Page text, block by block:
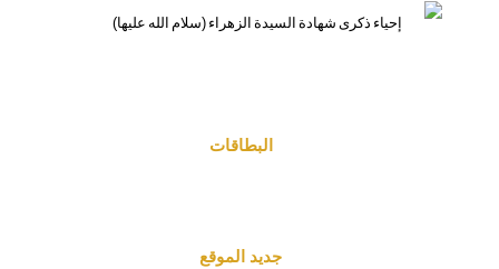
البطاقات
جديد الموقع